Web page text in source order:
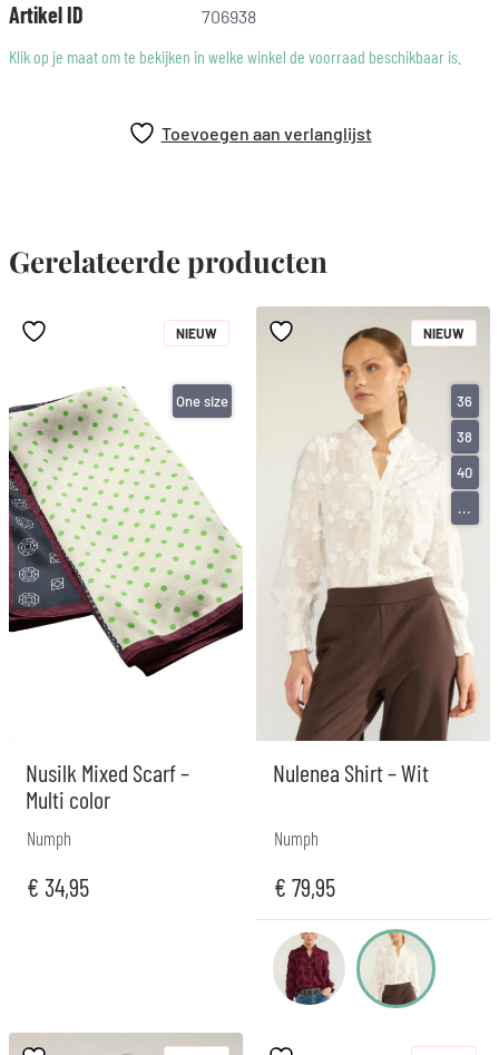
Artikel ID
706938
Klik op je maat om te bekijken in welke winkel de voorraad beschikbaar is.
Toevoegen aan verlanglijst
Gerelateerde producten
Nusilk Mixed Scarf –
Multi color
Numph
€ 34,95
NIEUW
One size
Nulenea Shirt – Wit
Numph
€ 79,95
NIEUW
36
38
40
...